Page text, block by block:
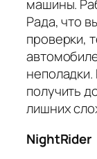
машины.
Рада, что
проверки,
получить
лишних
NightRider